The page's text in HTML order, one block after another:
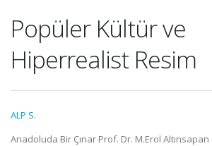
Popüler Kültür ve
Hiperrealist Resim
ALP S.
Anadoluda Bir Çınar Prof. Dr. M.Erol Altınsapan